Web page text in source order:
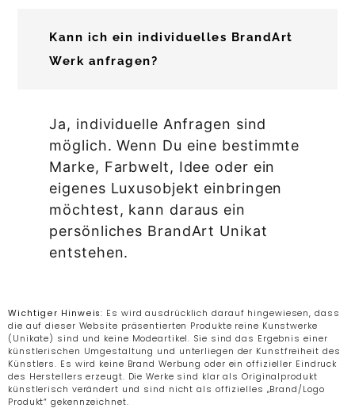
Kann ich ein individuelles BrandArt
Werk anfragen?
Ja, individuelle Anfragen sind
möglich. Wenn Du eine bestimmte
Marke, Farbwelt, Idee oder ein
eigenes Luxusobjekt einbringen
möchtest, kann daraus ein
persönliches BrandArt Unikat
entstehen.
Wichtiger Hinweis: Es wird ausdrücklich darauf hingewiesen, dass
die auf dieser Website präsentierten Produkte reine Kunstwerke
(Unikate) sind und keine Modeartikel. Sie sind das Ergebnis einer
künstlerischen Umgestaltung und unterliegen der Kunstfreiheit des
Künstlers. Es wird keine Brand Werbung oder ein offizieller Eindruck
des Herstellers erzeugt. Die Werke sind klar als Originalprodukt
künstlerisch verändert und sind nicht als offizielles „Brand/Logo
Produkt“ gekennzeichnet.